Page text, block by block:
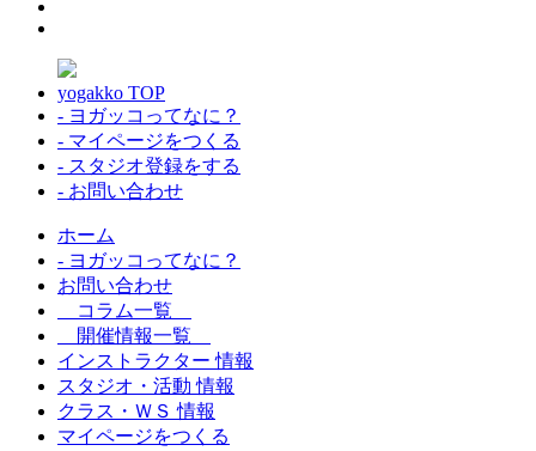
yogakko TOP
- ヨガッコってなに？
- マイページをつくる
- スタジオ登録をする
- お問い合わせ
ホーム
- ヨガッコってなに？
お問い合わせ
コラム一覧
開催情報一覧
インストラクター 情報
スタジオ・活動 情報
クラス・ＷＳ 情報
マイページをつくる